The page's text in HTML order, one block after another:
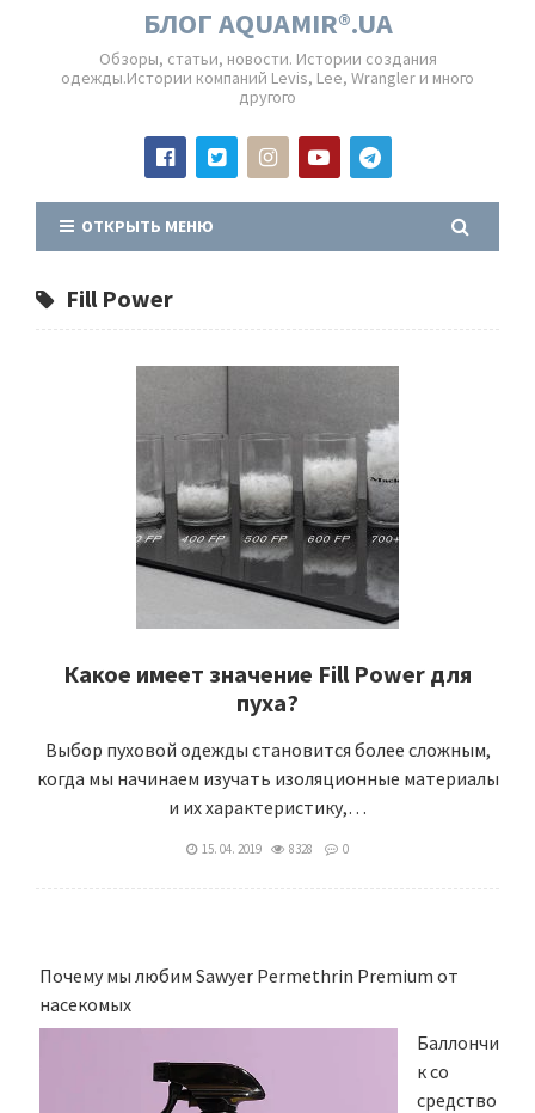
БЛОГ AQUAMIR®.UA
Обзоры, статьи, новости. Истории создания
одежды.Истории компаний Levis, Lee, Wrangler и много
другого
ОТКРЫТЬ МЕНЮ
Fill Power
Какое имеет значение Fill Power для
пуха?
Выбор пуховой одежды становится более сложным,
когда мы начинаем изучать изоляционные материалы
и их характеристику,…
15. 04. 2019 8328 0
Почему мы любим Sawyer Permethrin Premium от
насекомых
Баллончи
к со
средство